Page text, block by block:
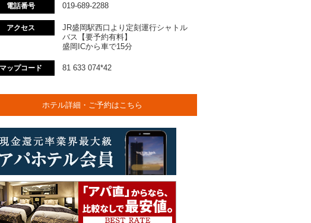
電話番号 019-689-2288
アクセス
JR盛岡駅西口より定刻運行シャトル
バス【要予約有料】
盛岡ICから車で15分
マップコード 81 633 074*42
ホテル詳細・ご予約はこちら